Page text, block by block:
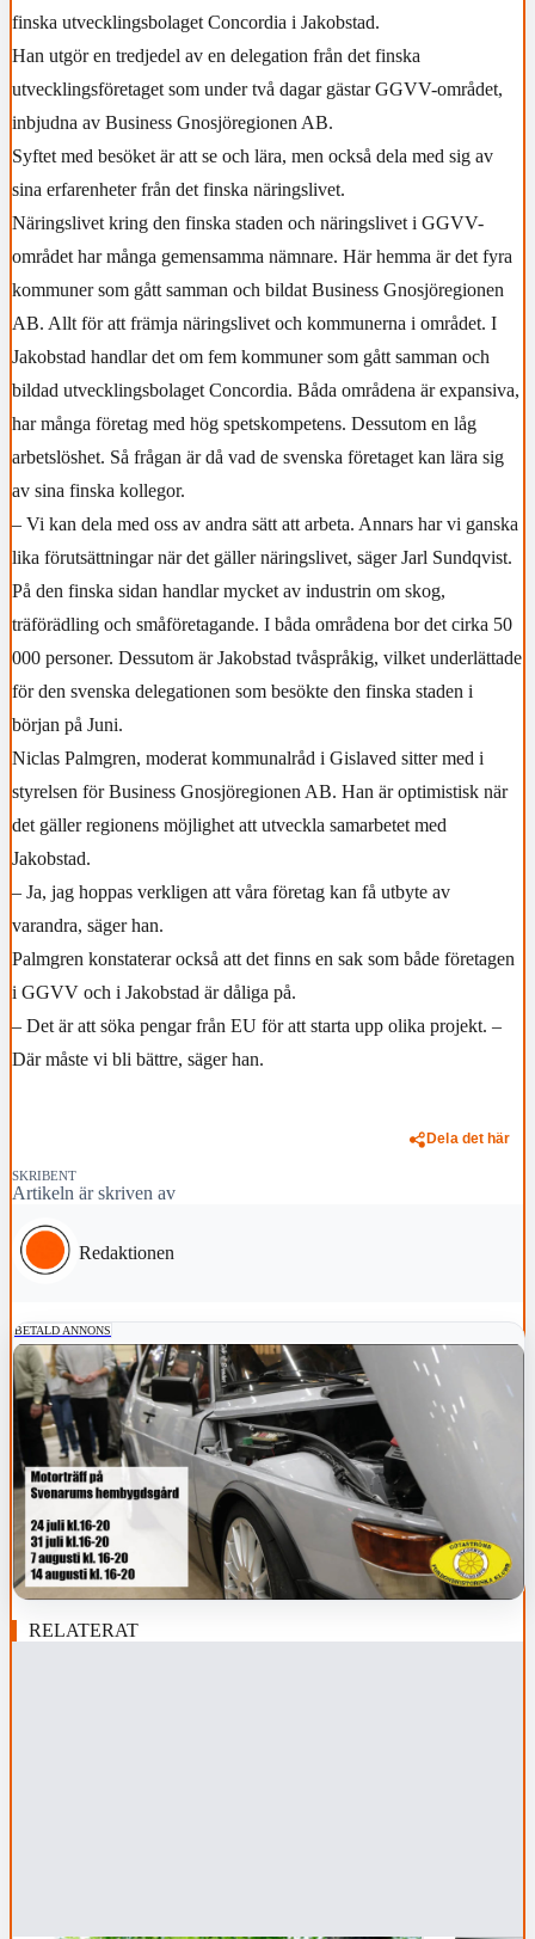
finska utvecklingsbolaget Concordia i Jakobstad.
Han utgör en tredjedel av en delegation från det finska
utvecklingsföretaget som under två dagar gästar GGVV-området,
inbjudna av Business Gnosjöregionen AB.
Syftet med besöket är att se och lära, men också dela med sig av
sina erfarenheter från det finska näringslivet.
Näringslivet kring den finska staden och näringslivet i GGVV-
området har många gemensamma nämnare. Här hemma är det fyra
kommuner som gått samman och bildat Business Gnosjöregionen
AB. Allt för att främja näringslivet och kommunerna i området. I
Jakobstad handlar det om fem kommuner som gått samman och
bildad utvecklingsbolaget Concordia. Båda områdena är expansiva,
har många företag med hög spetskompetens. Dessutom en låg
arbetslöshet. Så frågan är då vad de svenska företaget kan lära sig
av sina finska kollegor.
– Vi kan dela med oss av andra sätt att arbeta. Annars har vi ganska
lika förutsättningar när det gäller näringslivet, säger Jarl Sundqvist.
På den finska sidan handlar mycket av industrin om skog,
träförädling och småföretagande. I båda områdena bor det cirka 50
000 personer. Dessutom är Jakobstad tvåspråkig, vilket underlättade
för den svenska delegationen som besökte den finska staden i
början på Juni.
Niclas Palmgren, moderat kommunalråd i Gislaved sitter med i
styrelsen för Business Gnosjöregionen AB. Han är optimistisk när
det gäller regionens möjlighet att utveckla samarbetet med
Jakobstad.
– Ja, jag hoppas verkligen att våra företag kan få utbyte av
varandra, säger han.
Palmgren konstaterar också att det finns en sak som både företagen
i GGVV och i Jakobstad är dåliga på.
– Det är att söka pengar från EU för att starta upp olika projekt. –
Där måste vi bli bättre, säger han.
Dela det här
SKRIBENT
Artikeln är skriven av
Redaktionen
BETALD ANNONS
RELATERAT